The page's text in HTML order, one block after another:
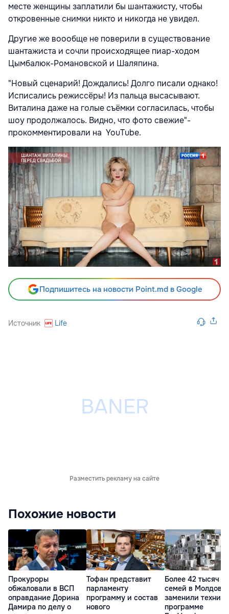
месте женщины заплатили бы шантажисту, чтобы
откровенные снимки никто и никогда не увидел.
Другие же воообще не поверили в существование
шантажиста и сочли происходящее пиар-ходом
Цымбалюк-Романовской и Шаляпина.
"Новый сценарий! Дождались! Долго писали однако!
Исписались режиссёры! Из пальца высасывают.
Виталина даже на голые съёмки согласилась, чтобы
шоу продолжалось. Видно, что фото свежие"-
прокомментировали на YouTube.
Подпишитесь на новости Point.md в Google
Источник Life
Разместить рекламу на сайте
Похожие новости
Прокуроры
обжаловали в ВСП
оправдание Дорина
Дамира по делу о
Тофан представит
парламенту
программу и состав
нового
Более 42 тысяч
семей в Молдове
заменили
программе